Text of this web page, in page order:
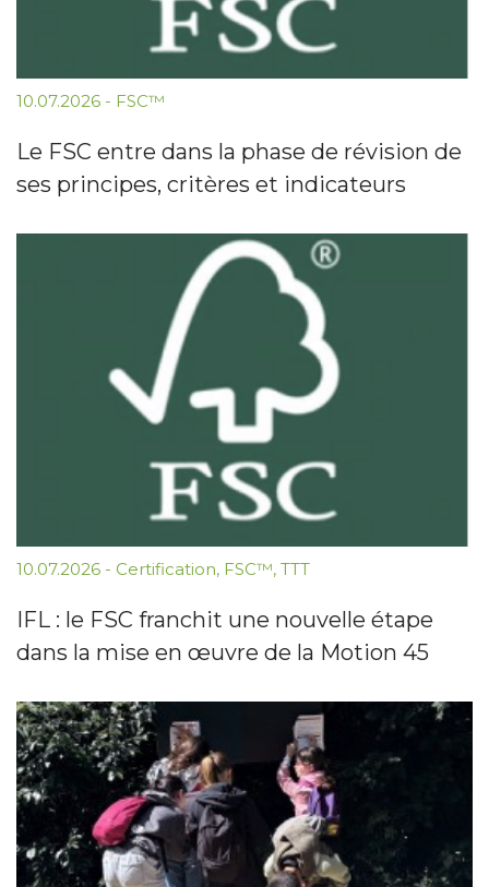
10.07.2026 - FSC™
Le FSC entre dans la phase de révision de
ses principes, critères et indicateurs
10.07.2026 - Certification, FSC™, TTT
IFL : le FSC franchit une nouvelle étape
dans la mise en œuvre de la Motion 45